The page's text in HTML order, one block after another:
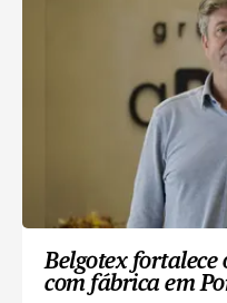
Belgotex
com fábrica em